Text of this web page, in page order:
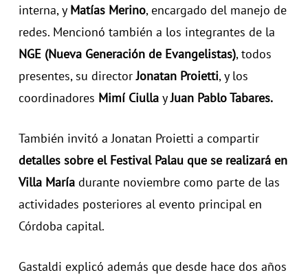
interna, y Matías Merino, encargado del manejo de
redes. Mencionó también a los integrantes de la
NGE (Nueva Generación de Evangelistas), todos
presentes, su directorJonatan Proietti, y los
coordinadores Mimí Ciulla yJuan Pablo Tabares.
También invitó a Jonatan Proietti a compartir
detalles sobre el Festival Palau que se realizará en
Villa Maríadurante noviembre como parte de las
actividades posteriores al evento principal en
Córdoba capital.
Gastaldi explicó además que desde hace dos años